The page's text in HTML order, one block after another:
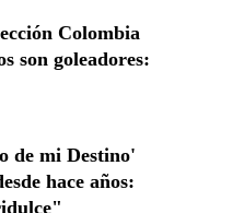
Colombia
son goleadores:
de mi Destino'
hace años: